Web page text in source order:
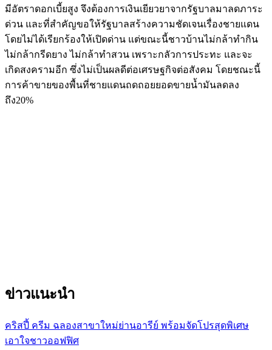
มีอัตราดอกเบี้ยสูง ​จึงต้องการเงินเยียวยาจากรัฐบาลมาลดภาระ
ด่วน​ และที่สำคัญขอให้รัฐบาลสร้างความชัดเจนเรื่องชายแดน
โดยไม่ได้เรียกร้องให้เปิดด่าน แต่ขณะนี้ชาวบ้านไม่กล้าทำกิน
ไม่กล้ากรีดยาง ไม่กล้าทำสวน เพราะกลัวการประทะ และจะ
เกิดสงครามอีก ซึ่งไม่เป็นผลดีต่อเศรษฐกิจ​ต่อสังคม​ โดยชณะนี้
การค้าขายของพื้นที่ชายแดน​ถดถอยยอดขายน้ำมันลดลง
ถึง20%
ข่าวแนะนำ
คริสปี้ ครีม ฉลองสาขาใหม่ย่านอารีย์ พร้อมจัดโปรสุดพิเศษ
เอาใจชาวออฟฟิศ